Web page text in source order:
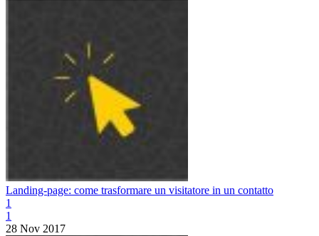
Landing-page: come trasformare un visitatore in un contatto
1
1
28 Nov 2017